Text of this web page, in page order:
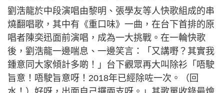
劉浩龍於中段演唱由黎明、張學友等人快歌組成的串
燒翻唱歌，其中有《重口味》一曲，在台下首排的原
唱者陳奕迅面前演唱，成為一大挑戰。在一輪快歌
後，劉浩龍一邊喘息、一邊笑言：「又講嘢？其實我
鍾意同大家傾計多啲！」台下觀眾再大叫除衫「唔駛
旨意！唔駛旨意呀！2018年已經除咗一次。（回